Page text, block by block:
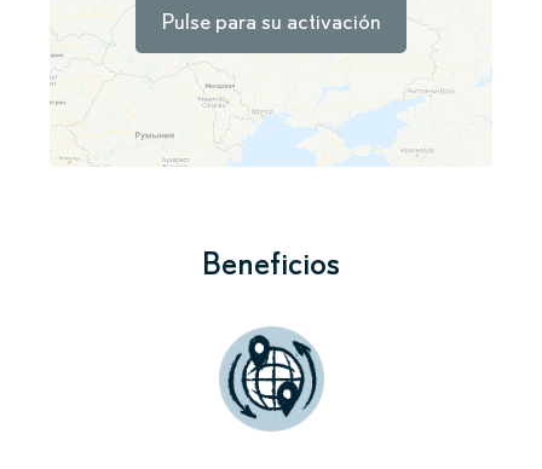
Pulse para su activación
Beneficios